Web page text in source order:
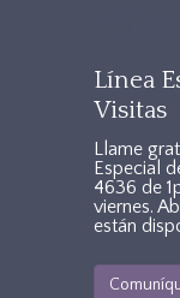
Línea
Visitas
Llame
Especial
4636 de
viernes.
están